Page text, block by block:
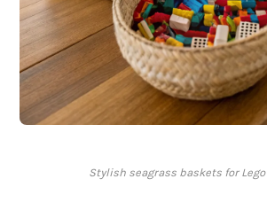
Stylish seagrass baskets for Lego